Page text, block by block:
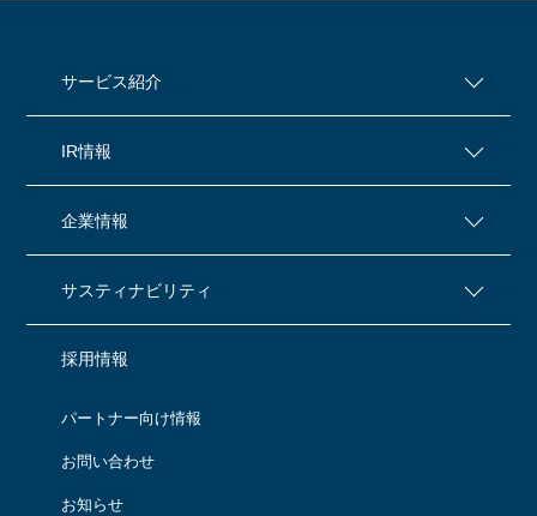
サービス紹介
IR情報
企業情報
サスティナビリティ
採用情報
パートナー向け情報
お問い合わせ
お知らせ